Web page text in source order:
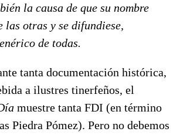
la causa de que su nombre
las otras y se difundiese,
de todas.
tanta documentación histórica,
a ilustres tinerfeños, el
muestre tanta FDI (en término
Piedra Pómez). Pero no debemos